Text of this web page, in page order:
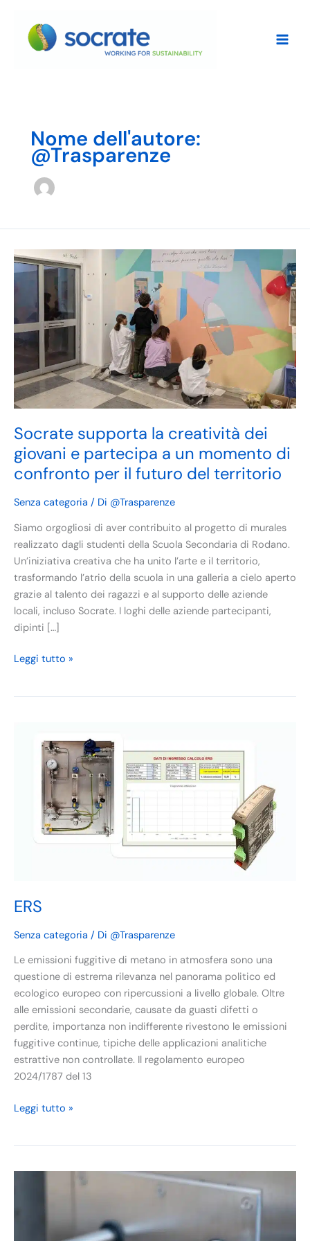
contenuto
Nome dell'autore:
@Trasparenze
Socrate supporta la creatività dei
giovani e partecipa a un momento di
confronto per il futuro del territorio
Senza categoria / Di @Trasparenze
Siamo orgogliosi di aver contribuito al progetto di murales
realizzato dagli studenti della Scuola Secondaria di Rodano.
Un’iniziativa creativa che ha unito l’arte e il territorio,
trasformando l’atrio della scuola in una galleria a cielo aperto
grazie al talento dei ragazzi e al supporto delle aziende
locali, incluso Socrate. I loghi delle aziende partecipanti,
dipinti […]
Socrate
supporta
creatività
dei
giovani
partecipa
a
un
di
confronto
per
futuro
del
territorio
Leggi tutto »
ERS
Senza categoria / Di @Trasparenze
Le emissioni fuggitive di metano in atmosfera sono una
questione di estrema rilevanza nel panorama politico ed
ecologico europeo con ripercussioni a livello globale. Oltre
alle emissioni secondarie, causate da guasti difetti o
perdite, importanza non indifferente rivestono le emissioni
fuggitive continue, tipiche delle applicazioni analitiche
estrattive non controllate. Il regolamento europeo
2024/1787 del 13
Leggi tutto »